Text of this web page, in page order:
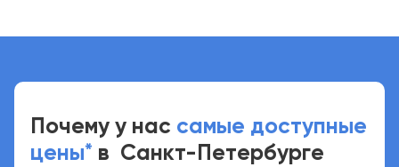
Почему у нас самые доступные
цены* в Санкт-Петербурге